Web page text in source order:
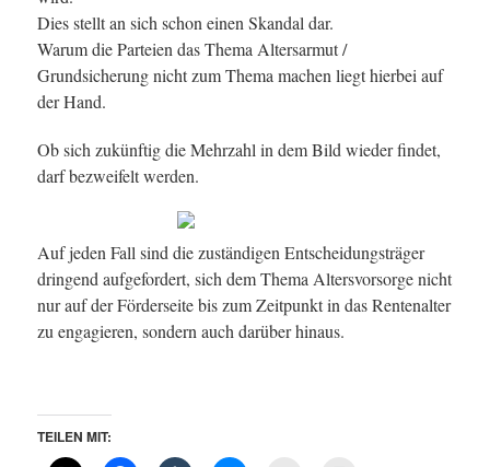
Dies stellt an sich schon einen Skandal dar.
Warum die Parteien das Thema Altersarmut /
Grundsicherung nicht zum Thema machen liegt hierbei auf
der Hand.
Ob sich zukünftig die Mehrzahl in dem Bild wieder findet,
darf bezweifelt werden.
Auf jeden Fall sind die zuständigen Entscheidungsträger
dringend aufgefordert, sich dem Thema Altersvorsorge nicht
nur auf der Förderseite bis zum Zeitpunkt in das Rentenalter
zu engagieren, sondern auch darüber hinaus.
TEILEN MIT: